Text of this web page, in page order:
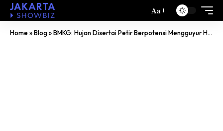
Aa
Home»Blog»BMKG: Hujan Disertai Petir Berpotensi Mengguyur Hampir Seluruh Wilayah Jabodetabek